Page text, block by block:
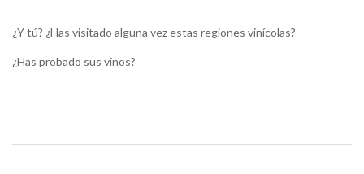
¿Y tú? ¿Has visitado alguna vez estas regiones vinícolas?
¿Has probado sus vinos?